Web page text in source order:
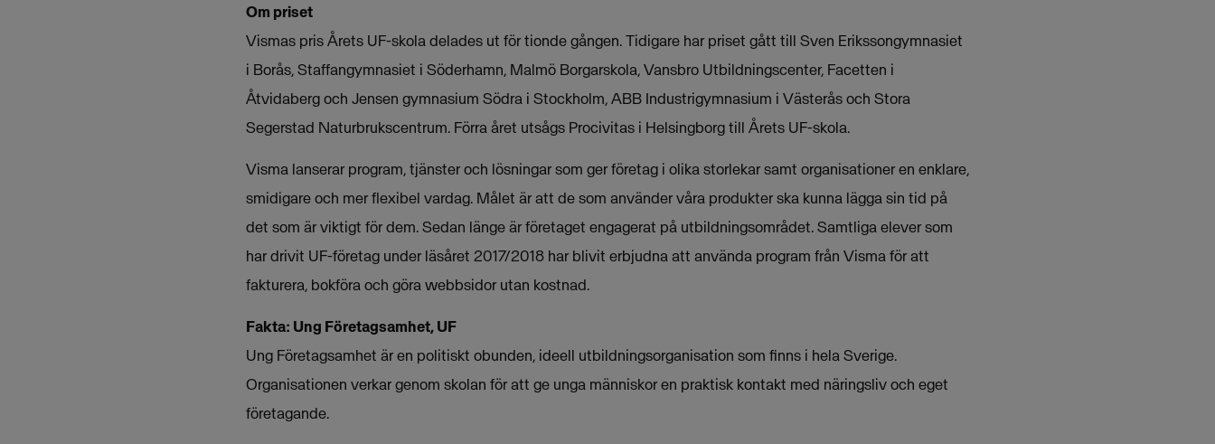
Om priset
Vismas pris Årets UF-skola delades ut för tionde gången. Tidigare har priset gått till Sven Erikssongymnasiet
i Borås, Staffangymnasiet i Söderhamn, Malmö Borgarskola, Vansbro Utbildningscenter, Facetten i
Åtvidaberg och Jensen gymnasium Södra i Stockholm, ABB Industrigymnasium i Västerås och Stora
Segerstad Naturbrukscentrum. Förra året utsågs Procivitas i Helsingborg till Årets UF-skola.
Visma lanserar program, tjänster och lösningar som ger företag i olika storlekar samt organisationer en enklare,
smidigare och mer flexibel vardag. Målet är att de som använder våra produkter ska kunna lägga sin tid på
det som är viktigt för dem. Sedan länge är företaget engagerat på utbildningsområdet. Samtliga elever som
har drivit UF-företag under läsåret 2017/2018 har blivit erbjudna att använda program från Visma för att
fakturera, bokföra och göra webbsidor utan kostnad.
Fakta: Ung Företagsamhet, UF
Ung Företagsamhet är en politiskt obunden, ideell utbildningsorganisation som finns i hela Sverige.
Organisationen verkar genom skolan för att ge unga människor en praktisk kontakt med näringsliv och eget
företagande.